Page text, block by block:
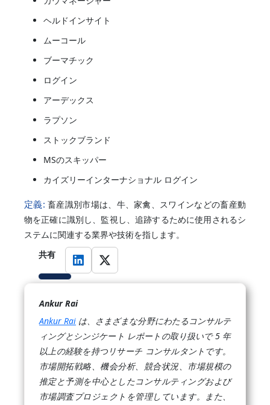
ヘルドインサイト
ムーコール
ブーマチック
ログイン
アーデックス
ラプソン
ストックブランド
MSのスキッパー
カイズリーインターナショナル ログイン
定義: 畜産識別市場は、牛、家禽、スワインなどの畜産動
物を正確に識別し、監視し、追跡するために使用されるシ
ステムに関連する業界や技術を指します。
共有
Ankur Rai
Ankur Rai は、さまざまな分野にわたるコンサルテ
ィングとシンジケート レポートの取り扱いで 5 年
以上の経験を持つリサーチ コンサルタントです。
市場開拓戦略、機会分析、競合状況、市場規模の
推定と予測を中心としたコンサルティングおよび
市場調査プロジェクトを管理しています。また、